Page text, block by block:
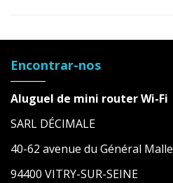
Encontrar-nos
Aluguel de mini router Wi-Fi
SARL DÉCIMALE
40-62 avenue du Général
94400 VITRY-SUR-SEINE